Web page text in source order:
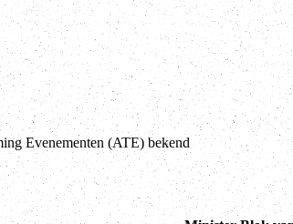
Evenementen (ATE) bekend